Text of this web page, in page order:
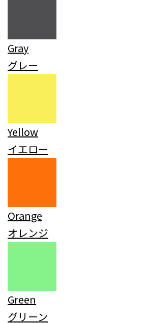
Gray
グレー
Yellow
イエロー
Orange
オレンジ
Green
グリーン